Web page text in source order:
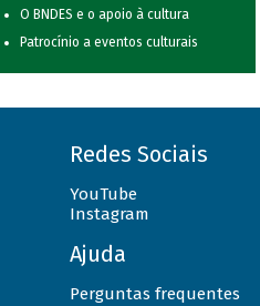
O BNDES e o apoio à cultura
Patrocínio a eventos culturais
Redes Sociais
YouTube
Instagram
Ajuda
Perguntas frequentes